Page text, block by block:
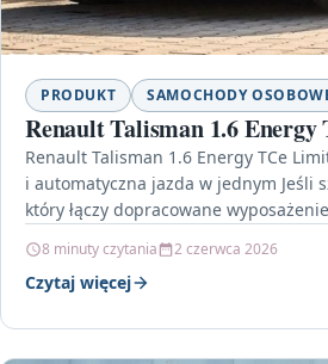
PRODUKT SAMOCHODY
Renault Talisman 1.6
Renault Talisman 1.6 Energy TCe
i automatyczna jazda w jednym Jeśli
który łączy dopracowane
8 minuty czytania 2 czerwca 2026
Czytaj więcej